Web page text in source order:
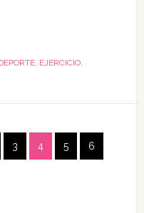
, EJERCICIO,
3 4 5 6